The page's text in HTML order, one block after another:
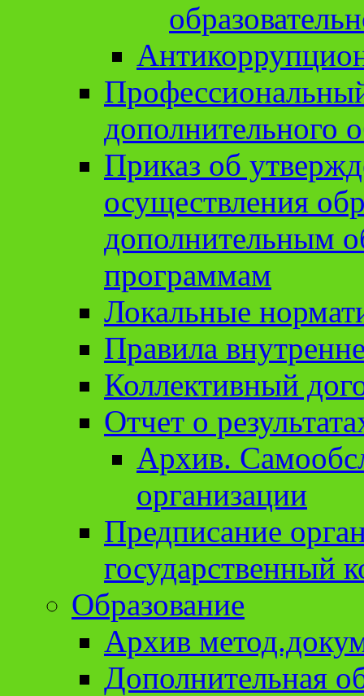
дополнительного
Приказ об
осуществления
дополнительным
программам
Локальные
Правила
Коллективный
Отчет о
Архив.
организации
Предписание
государственный
Образование
Архив
Дополнительная